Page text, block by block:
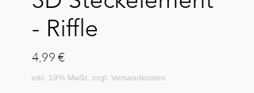
- Riffle
4,99 €Preis